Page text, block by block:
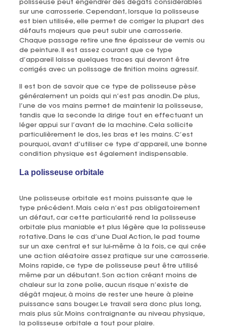
polisseuse peut engendrer des dégâts considérables
sur une carrosserie. Cependant, lorsque la polisseuse
est bien utilisée, elle permet de corriger la plupart des
défauts majeurs que peut subir une carrosserie.
Chaque passage retire une fine épaisseur de vernis ou
de peinture. Il est assez courant que ce type
d’appareil laisse quelques traces qui devront être
corrigés avec un polissage de finition moins agressif.
Il est bon de savoir que ce type de polisseuse pèse
généralement un poids qui n’est pas anodin. De plus,
l’une de vos mains permet de maintenir la polisseuse,
tandis que la seconde la dirige tout en effectuant un
léger appui sur l’avant de la machine. Cela sollicite
particulièrement le dos, les bras et les mains. C’est
pourquoi, avant d’utiliser ce type d’appareil, une bonne
condition physique est également indispensable.
La polisseuse orbitale
Une polisseuse orbitale est moins puissante que le
type précédent. Mais cela n’est pas obligatoirement
un défaut, car cette particularité rend la polisseuse
orbitale plus maniable et plus légère que la polisseuse
rotative. Dans le cas d’une Dual Action, le pad tourne
sur un axe central et sur lui-même à la fois, ce qui crée
une action aléatoire assez pratique sur une carrosserie.
Moins rapide, ce type de polisseuse peut être utilisé
même par un débutant. Son action créant moins de
chaleur sur la zone polie, aucun risque n’existe de
dégât majeur, à moins de rester une heure à pleine
puissance sans bouger. Le travail sera donc plus long,
mais plus sûr. Moins contraignante au niveau physique,
la polisseuse orbitale a tout pour plaire.